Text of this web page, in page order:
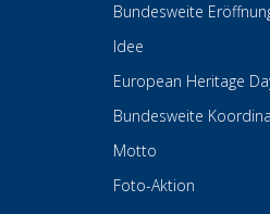
Bundesweite
Idee
European Heritage
Bundesweite
Motto
Foto-Aktion